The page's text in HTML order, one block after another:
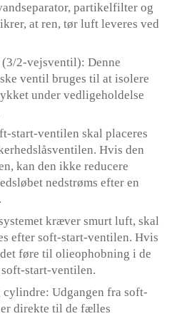
partikelfilter og
at ren, tør luft leveres ved
2-vejsventil): Denne
ventil bruges til at isolere
under vedligeholdelse
start-ventilen skal placeres
Hvis den
kan den ikke reducere
nedstrøms efter en
kræver smurt luft, skal
efter soft-start-ventilen. Hvis
føre til olieophobning i de
start-ventilen.
Udgangen fra soft-
direkte til de fælles